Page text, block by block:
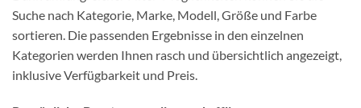
Suche nach Kategorie, Marke, Modell, Größe und Farbe
sortieren. Die passenden Ergebnisse in den einzelnen
Kategorien werden Ihnen rasch und übersichtlich angezeigt,
inklusive Verfügbarkeit und Preis.